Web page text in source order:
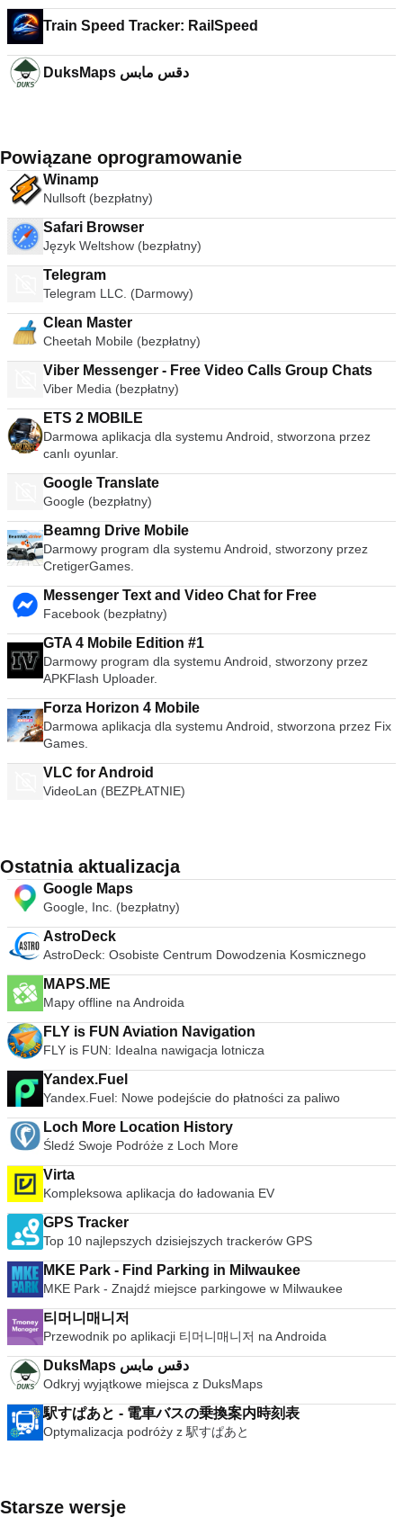
Train Speed Tracker: RailSpeed
DuksMaps دقس مابس
Powiązane oprogramowanie
Winamp
Nullsoft (bezpłatny)
Safari Browser
Język Weltshow (bezpłatny)
Telegram
Telegram LLC. (Darmowy)
Clean Master
Cheetah Mobile (bezpłatny)
Viber Messenger - Free Video Calls Group Chats
Viber Media (bezpłatny)
ETS 2 MOBILE
Darmowa aplikacja dla systemu Android, stworzona przez
canlı oyunlar.
Google Translate
Google (bezpłatny)
Beamng Drive Mobile
Darmowy program dla systemu Android, stworzony przez
CretigerGames.
Messenger Text and Video Chat for Free
Facebook (bezpłatny)
GTA 4 Mobile Edition #1
Darmowy program dla systemu Android, stworzony przez
APKFlash Uploader.
Forza Horizon 4 Mobile
Darmowa aplikacja dla systemu Android, stworzona przez Fix
Games.
VLC for Android
VideoLan (BEZPŁATNIE)
Ostatnia aktualizacja
Google Maps
Google, Inc. (bezpłatny)
AstroDeck
AstroDeck: Osobiste Centrum Dowodzenia Kosmicznego
MAPS.ME
Mapy offline na Androida
FLY is FUN Aviation Navigation
FLY is FUN: Idealna nawigacja lotnicza
Yandex.Fuel
Yandex.Fuel: Nowe podejście do płatności za paliwo
Loch More Location History
Śledź Swoje Podróże z Loch More
Virta
Kompleksowa aplikacja do ładowania EV
GPS Tracker
Top 10 najlepszych dzisiejszych trackerów GPS
MKE Park - Find Parking in Milwaukee
MKE Park - Znajdź miejsce parkingowe w Milwaukee
티머니매니저
Przewodnik po aplikacji 티머니매니저 na Androida
DuksMaps دقس مابس
Odkryj wyjątkowe miejsca z DuksMaps
駅すぱあと - 電車バスの乗換案内時刻表
Optymalizacja podróży z 駅すぱあと
Starsze wersje